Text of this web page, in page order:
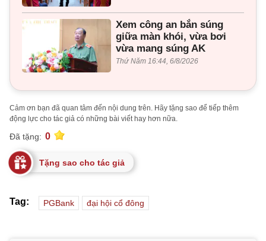
Xem công an bắn súng
giữa màn khói, vừa bơi
vừa mang súng AK
Thứ Năm 16:44, 6/8/2026
Cảm ơn bạn đã quan tâm đến nội dung trên. Hãy tặng sao để tiếp thêm
động lực cho tác giả có những bài viết hay hơn nữa.
Đã tặng: 0
Tặng sao cho tác giả
Tag: PGBank đại hội cổ đông